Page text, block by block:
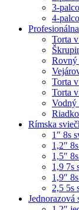
3-
4-
Torta
Rovný
Torta
Torta
Vodný
Rímska
1″ 8s
1,2″
1,5″
1,9 7s
1,9″
2,5 5s
Jednorazová